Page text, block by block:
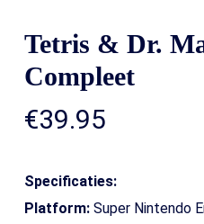
Tetris & Dr.
Compleet
€39.95
Specificaties:
Platform:Super Nintendo